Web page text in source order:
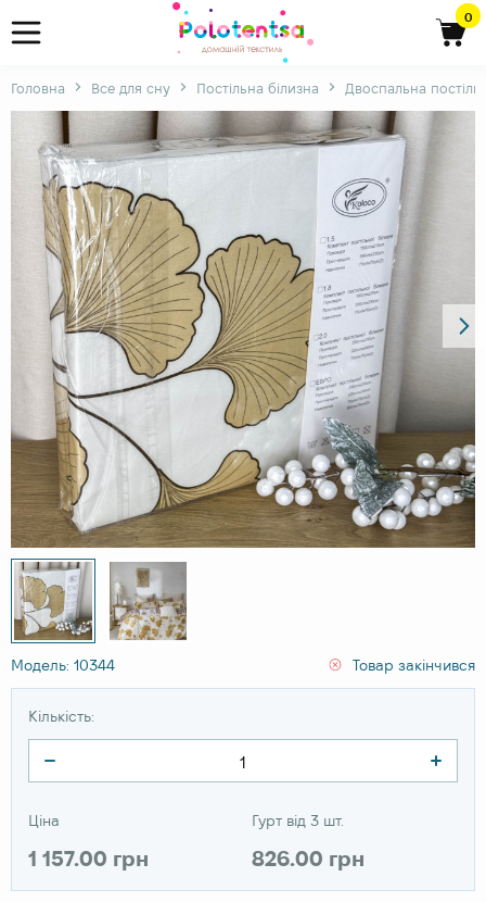
0
Головна Все для сну Постільна білизна Двоспальна
Модель: 10344 Товар закінчився
Кількість:
Ціна
1 157.00 грн
Гурт від 3 шт.
826.00 грн